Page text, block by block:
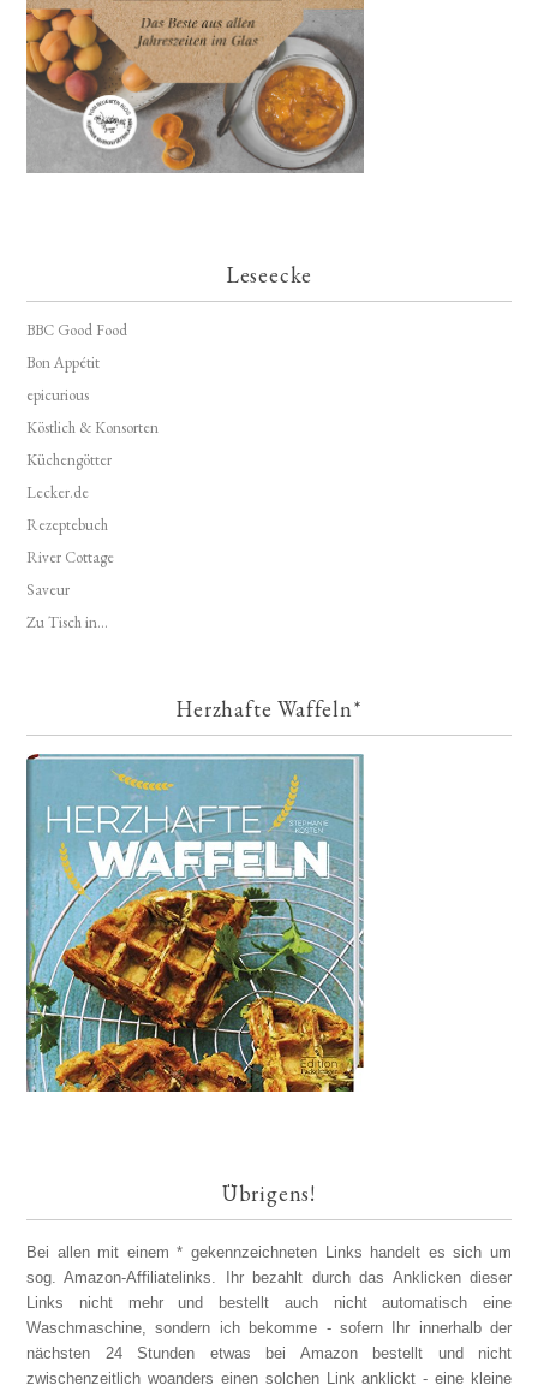
Leseecke
BBC Good Food
Bon Appétit
epicurious
Köstlich & Konsorten
Küchengötter
Lecker.de
Rezeptebuch
River Cottage
Saveur
Zu Tisch in...
Herzhafte Waffeln*
Übrigens!
Bei allen mit einem * gekennzeichneten Links handelt es sich um
sog. Amazon-Affiliatelinks. Ihr bezahlt durch das Anklicken dieser
Links nicht mehr und bestellt auch nicht automatisch eine
Waschmaschine, sondern ich bekomme - sofern Ihr innerhalb der
nächsten 24 Stunden etwas bei Amazon bestellt und nicht
zwischenzeitlich woanders einen solchen Link anklickt - eine kleine